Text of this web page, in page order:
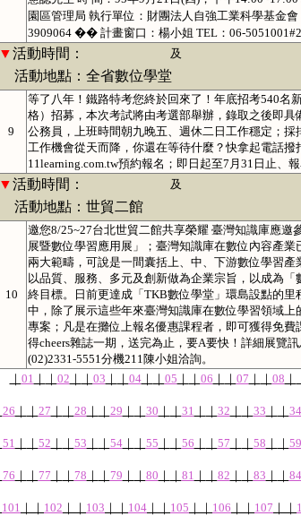
園區管理局 執行單位：財團法人自強工業科學基金
3909064 �� 計畫窗口：楊小姐 TEL：06-
▼活動時間： 及
活動地點：全省數位學堂
9
等了八年！鐵路特考您終於回來了！年底招考540名
格）招募，本次考試將由考選部舉辦，錄取之後即
公務員，上班時間朝九晚五、週休二日工作穩定；
工作機會從天而降，你還在等待什麼？快拿起電話
11learning.com.tw預約報名；即日起至7月31日止、
▼活動時間： 及
活動地點：世貿二館
10
邀您8/25~27台北世貿二館共享榮耀 臺灣知識庫應
展暨數位學習應用展」；臺灣知識庫在數位內容產
兩大範疇，可說是一間囊括上、中、下游數位學習
以品質、服務、多元及創新做為企業宗旨，以成為
終目標。日前更達成「TKB數位學堂」環島設點的
中，除了展示這些年來臺灣知識庫在數位學習領域
專案；凡是在攤位上報名優惠課程者，即可獲得免
得cheers雜誌一期，送完為止，要A要快！詳細展覽
(02)2331-5551分機211陳小姐洽詢。
｜ 01 ｜ ｜ 02 ｜ ｜ 03 ｜ ｜ 04｜ ｜ 05 ｜ ｜ 06 ｜ ｜ 07 ｜ ｜ 08 ｜
26 ｜ ｜ 27 ｜ ｜ 28 ｜ ｜ 29 ｜ ｜ 30 ｜ ｜ 31 ｜ ｜ 32 ｜ ｜ 33 ｜ ｜ 34
51 ｜ ｜ 52 ｜ ｜ 53 ｜ ｜ 54｜ ｜ 55 ｜ ｜ 56 ｜ ｜ 57 ｜ ｜ 58 ｜ ｜ 59
76 ｜ ｜ 77 ｜ ｜ 78 ｜ ｜ 79 ｜ ｜ 80 ｜ ｜ 81 ｜ ｜ 82 ｜ ｜ 83 ｜ ｜ 84
101 ｜ ｜ 102 ｜ ｜ 103 ｜ ｜ 104 ｜ ｜ 105 ｜ ｜ 106 ｜ ｜ 107 ｜ ｜